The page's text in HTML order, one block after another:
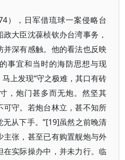
），日军借琉球一案侵略台
大臣沈葆桢钦办台湾事务，
深有感触。他的看法也反映
事宜和当时的海防思想与现
上发现“守之极难，其口有砖
，炮门甚多而无炮。然坚其
可守。若炮台林立，甚不知所
从下手。”[19]虽然之前晚清
主张，甚至已有购置舰炮与外
实际操办中，并未力行。临